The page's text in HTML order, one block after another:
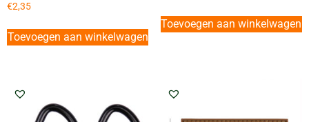
€2,35
Toevoegen aan winkelwagen
Toevoegen aan winkelwagen